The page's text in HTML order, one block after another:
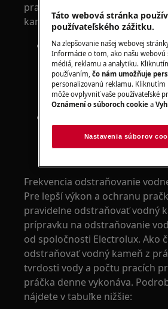
pravdepodobnosť usadzovania
kameňa v práčke.
Tvrdosť vody sa môže v
líšiť, pretože sa voda
rôznych zdrojov. Pre
vášho dodávateľa vody
oddelenie miestnych
vodný kameň z práčky
uvedenej tabuľky a v
Frekvencia odstraňovanie
Pre lepší výkon a ochranu
pravidelne odstraňovať vodný
prípravku na odstraňovanie
od spoločnosti Electrolux. Ako
odstraňovať vodný kameň z
tvrdosti vody a počtu pracích
práčka denne vykonáva.
nájdete v tabuľke nižšie:
Táto webová stránka
používateľského zážitku.
Na zlepšovanie našej webovej
Informácie o tom, ako našu
médiá, reklamu a analytiku.
používaním, čo nám umožňuje
personalizovanú reklamu. Kliknutím
môže ovplyvniť vaše používateľské
Oznámení o súboroch cookiea
Nastavenia súborov